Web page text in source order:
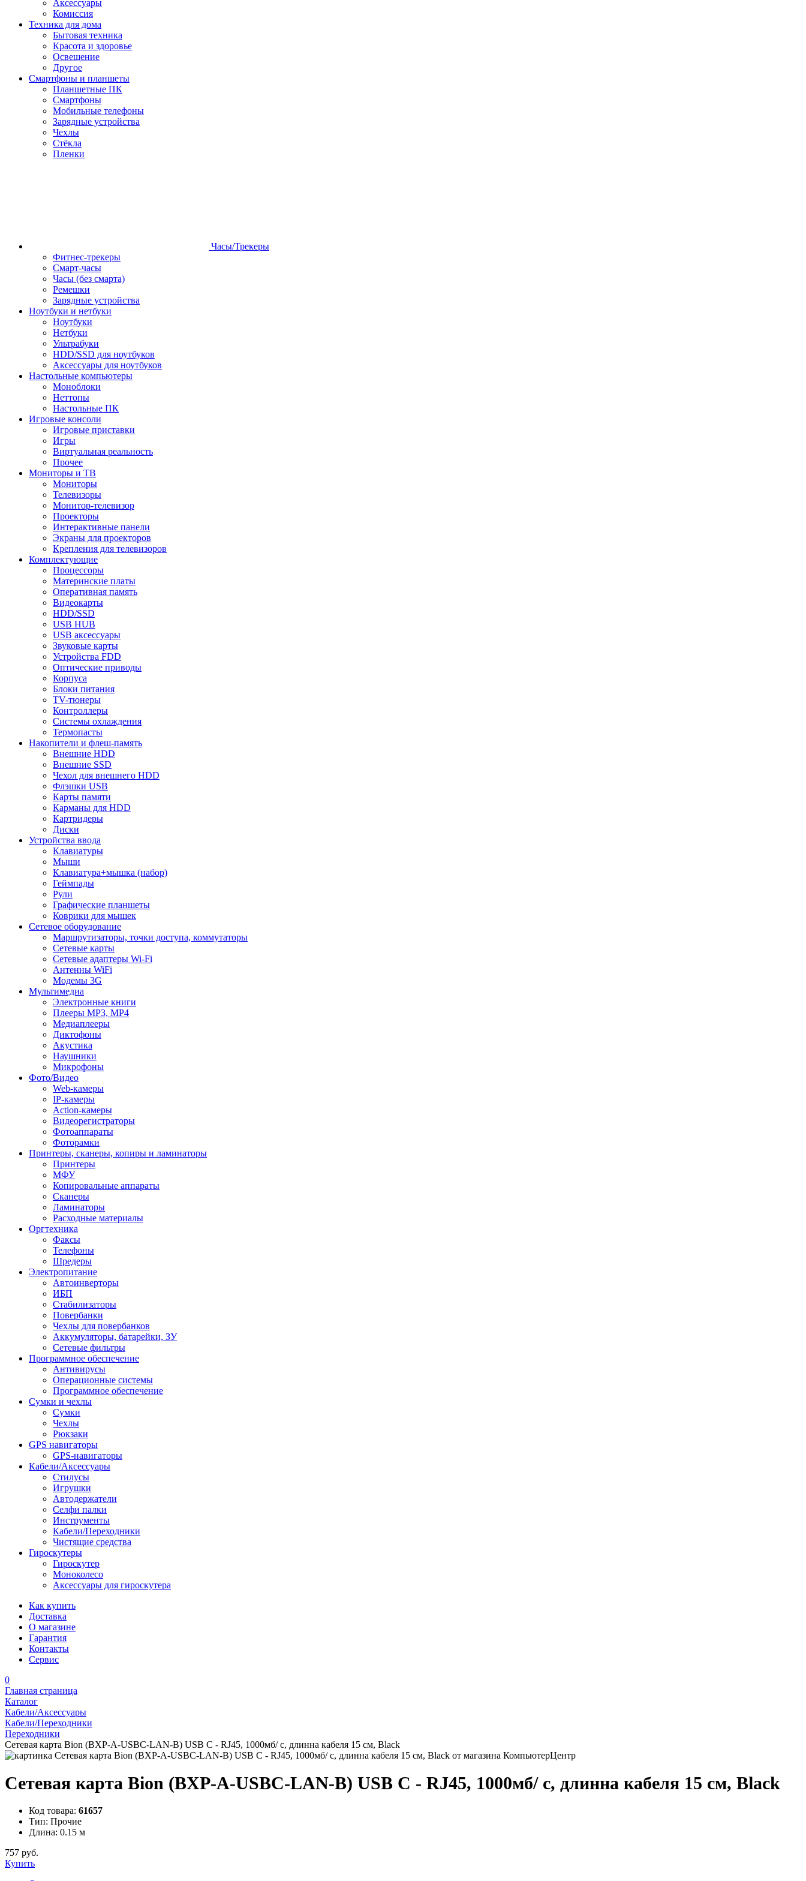
Аксессуары
Комиссия
Техника для дома
Бытовая техника
Красота и здоровье
Освещение
Другое
Смартфоны и планшеты
Планшетные ПК
Смартфоны
Мобильные телефоны
Зарядные устройства
Чехлы
Стёкла
Пленки
Часы/Трекеры
Фитнес-трекеры
Смарт-часы
Часы (без смарта)
Ремешки
Зарядные устройства
Ноутбуки и нетбуки
Ноутбуки
Нетбуки
Ультрабуки
HDD/SSD для ноутбуков
Аксессуары для ноутбуков
Настольные компьютеры
Моноблоки
Неттопы
Настольные ПК
Игровые консоли
Игровые приставки
Игры
Виртуальная реальность
Прочее
Мониторы и ТВ
Мониторы
Телевизоры
Монитор-телевизор
Проекторы
Интерактивные панели
Экраны для проекторов
Крепления для телевизоров
Комплектующие
Процессоры
Материнские платы
Оперативная память
Видеокарты
HDD/SSD
USB HUB
USB аксессуары
Звуковые карты
Устройства FDD
Оптические приводы
Корпуса
Блоки питания
TV-тюнеры
Контроллеры
Системы охлаждения
Термопасты
Накопители и флеш-память
Внешние HDD
Внешние SSD
Чехол для внешнего HDD
Флэшки USB
Карты памяти
Карманы для HDD
Картридеры
Диски
Устройства ввода
Клавиатуры
Мыши
Клавиатура+мышка (набор)
Геймпады
Рули
Графические планшеты
Коврики для мышек
Сетевое оборудование
Маршрутизаторы, точки доступа, коммутаторы
Сетевые карты
Сетевые адаптеры Wi-Fi
Антенны WiFi
Модемы 3G
Мультимедиа
Электронные книги
Плееры MP3, MP4
Медиаплееры
Диктофоны
Акустика
Наушники
Микрофоны
Фото/Видео
Web-камеры
IP-камеры
Action-камеры
Видеорегистраторы
Фотоаппараты
Фоторамки
Принтеры, сканеры, копиры и ламинаторы
Принтеры
МФУ
Копировальные аппараты
Сканеры
Ламинаторы
Расходные материалы
Оргтехника
Факсы
Телефоны
Шредеры
Электропитание
Автоинверторы
ИБП
Стабилизаторы
Повербанки
Чехлы для повербанков
Аккумуляторы, батарейки, ЗУ
Сетевые фильтры
Программное обеспечение
Антивирусы
Операционные системы
Программное обеспечение
Сумки и чехлы
Сумки
Чехлы
Рюкзаки
GPS навигаторы
GPS-навигаторы
Кабели/Аксессуары
Стилусы
Игрушки
Автодержатели
Селфи палки
Инструменты
Кабели/Переходники
Чистящие средства
Гироскутеры
Гироскутер
Моноколесо
Аксессуары для гироскутера
Как купить
Доставка
О магазине
Гарантия
Контакты
Сервис
0
Главная страница
Каталог
Кабели/Аксессуары
Кабели/Переходники
Переходники
Сетевая карта Bion (BXP-A-USBC-LAN-B) USB C - RJ45, 1000мб/ с, длинна кабеля 15 см, Black
Сетевая карта Bion (BXP-A-USBC-LAN-B) USB C - RJ45, 1000мб/ с, длинна кабеля 15 см, Black
Код товара: 61657
Тип: Прочие
Длина: 0.15 м
757 руб.
Купить